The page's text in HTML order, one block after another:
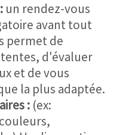
un rendez-vous
avant tout
permet de
d'évaluer
et de vous
la plus adaptée.
: (ex: